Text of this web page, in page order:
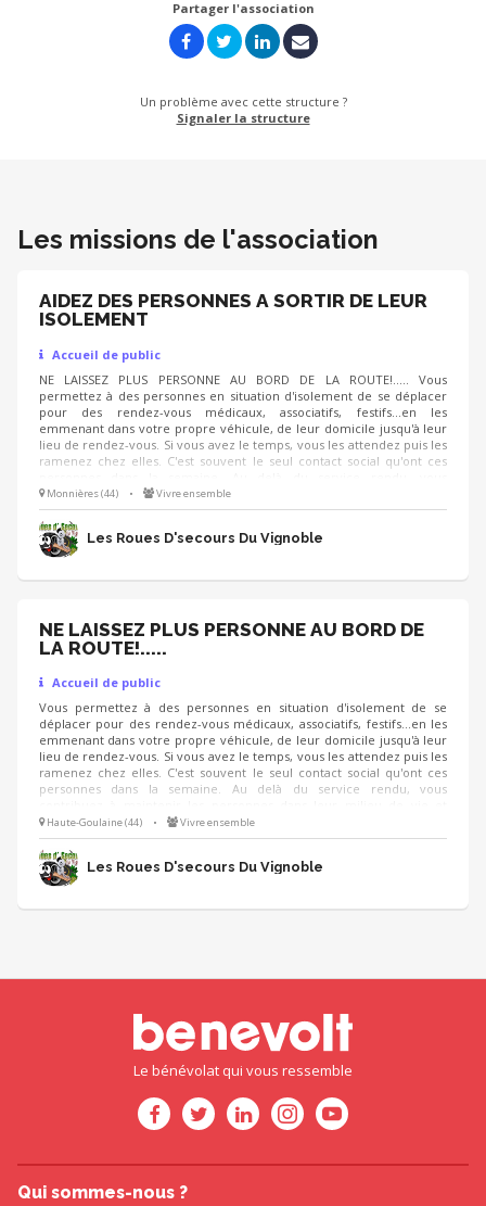
Partager l'association
Un problème avec cette structure ?
Signaler la structure
Les missions de l'association
AIDEZ DES PERSONNES A SORTIR DE LEUR
ISOLEMENT
Accueil de public
NE LAISSEZ PLUS PERSONNE AU BORD DE LA ROUTE!..... Vous
permettez à des personnes en situation d'isolement de se déplacer
pour des rendez-vous médicaux, associatifs, festifs...en les
emmenant dans votre propre véhicule, de leur domicile jusqu'à leur
lieu de rendez-vous. Si vous avez le temps, vous les attendez puis les
ramenez chez elles. C'est souvent le seul contact social qu'ont ces
contribuez à maintenir les personnes dans leur milieu
Monnières (44) • Vivre ensemble
Les Roues D'secours Du Vignoble
NE LAISSEZ PLUS PERSONNE AU BORD DE
LA ROUTE!.....
Accueil de public
Vous permettez à des personnes en situation d'isolement de se
déplacer pour des rendez-vous médicaux, associatifs, festifs...en les
emmenant dans votre propre véhicule, de leur domicile jusqu'à leur
lieu de rendez-vous. Si vous avez le temps, vous les attendez puis les
ramenez chez elles. C'est souvent le seul contact social qu'ont ces
personnes dans la semaine. Au delà du service rendu, vous
retardez d'autant leur entrée en EHPAD.
Haute-Goulaine (44) • Vivre ensemble
Les Roues D'secours Du Vignoble
Le bénévolat qui vous ressemble
Qui sommes-nous ?